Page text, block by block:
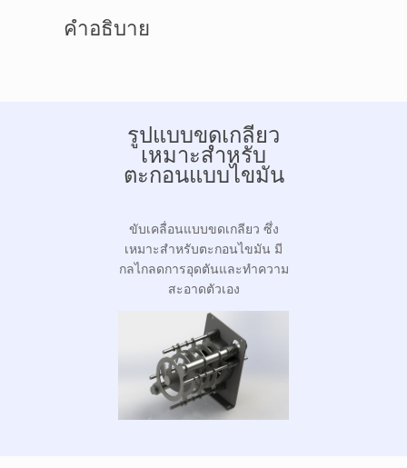
คำอธิบาย
รูปแบบขดเกลียว
เหมาะสำหรับ
ตะกอนแบบไขมัน
ขับเคลื่อนแบบขดเกลียว ซึ่ง
เหมาะสำหรับตะกอนไขมัน มี
กลไกลดการอุดตันและทำความ
สะอาดตัวเอง